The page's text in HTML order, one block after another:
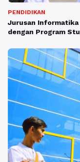
PENDIDIKAN
Jurusan
dengan Program